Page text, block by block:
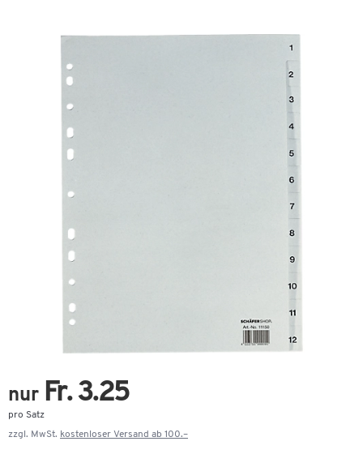
nur Fr. 3.25
pro Satz
zzgl. MwSt. kostenloser Versand ab 100.–